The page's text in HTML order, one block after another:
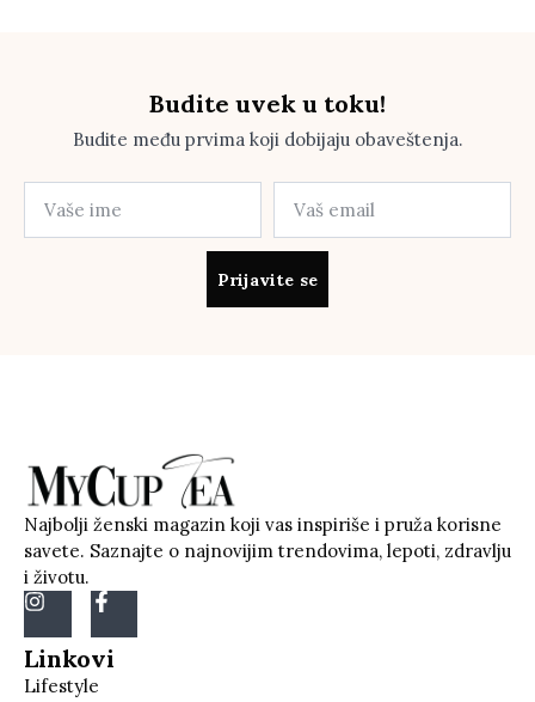
Budite uvek u toku!
Budite među prvima koji dobijaju obaveštenja.
Prijavite se
Najbolji ženski magazin koji vas inspiriše i pruža korisne
savete. Saznajte o najnovijim trendovima, lepoti, zdravlju
i životu.
Linkovi
Lifestyle